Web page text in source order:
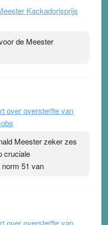
Kackadorisprijs
de Meester
over oversterfte van
Meester zeker zes
cruciale
51 van
over oversterfte van